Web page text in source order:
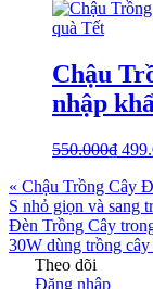
Chậu
nhập
550.000₫
« Chậu Trồng Cây
S nhỏ giọn và sang
Đèn Trồng Cây
30W dùng trồng cây
Theo dõi
Đăng nhập